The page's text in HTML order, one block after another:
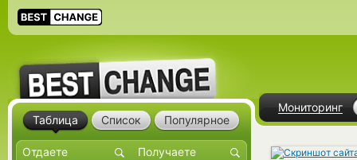
Мониторинг
Таблица Список Популярное